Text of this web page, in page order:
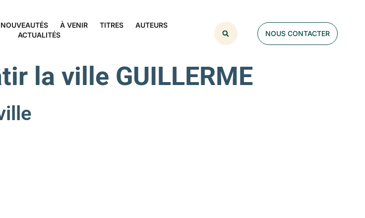
NOUVEAUTÉS À VENIR TITRES
AUTEURS
ACTUALITÉS
NOUS CONTACTER
la ville GUILLERME